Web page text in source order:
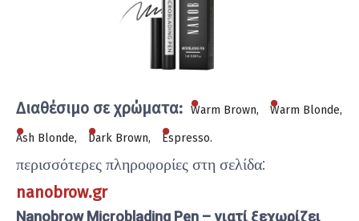
Διαθέσιμο σε χρώματα: Warm Brown Warm Blonde
Ash Blonde Dark Brown Espresso
περισσότερες πληροφορίες στη σελίδα:
nanobrow.gr
Nanobrow Microblading Pen – γιατί ξεχωρίζει